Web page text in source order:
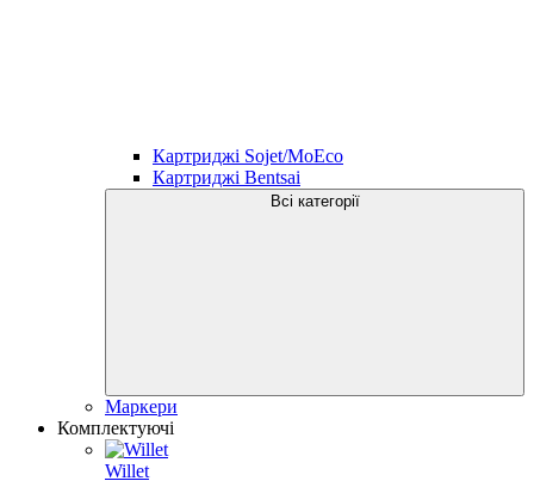
Картриджі Sojet/MoEco
Картриджі Bentsai
Всі категорії
Маркери
Комплектуючі
Willet